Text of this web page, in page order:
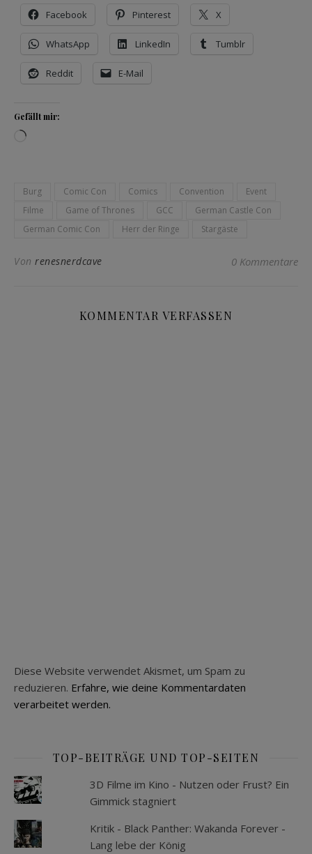
Facebook Pinterest X
WhatsApp LinkedIn Tumblr
Reddit E-Mail
Gefällt mir:
Wird geladen …
Burg Comic Con Comics Convention
Event
Filme
Game of Thrones GCC
German Castle Con
German Comic Con
Herr der Ringe Stargäste
Von renesnerdcave 0 Kommentare
KOMMENTAR VERFASSEN
Diese Website verwendet Akismet, um Spam zu
reduzieren. Erfahre, wie deine Kommentardaten
verarbeitet werden.
TOP-BEITRÄGE UND TOP-SEITEN
3D Filme im Kino - Nutzen oder Frust? Ein
Gimmick stagniert
Kritik - Black Panther: Wakanda Forever -
Lang lebe der König